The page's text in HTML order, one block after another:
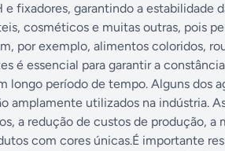
fixadores, garantindo a estabilidade
cosméticos e muitas outras, pois
por exemplo, alimentos coloridos,
é essencial para garantir a
longo período de tempo. Alguns dos
amplamente utilizados na indústria.
a redução de custos de produção, a
com cores únicas.É importante